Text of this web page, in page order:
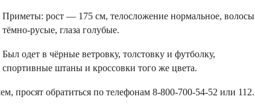
Приметы: рост — 175 см, телосложение нормальное, волосы
тёмно-русые, глаза голубые.
Был одет в чёрные ветровку, толстовку и футболку,
спортивные штаны и кроссовки того же цвета.
просят обратиться по телефонам 8-800-700-54-52 или 112.